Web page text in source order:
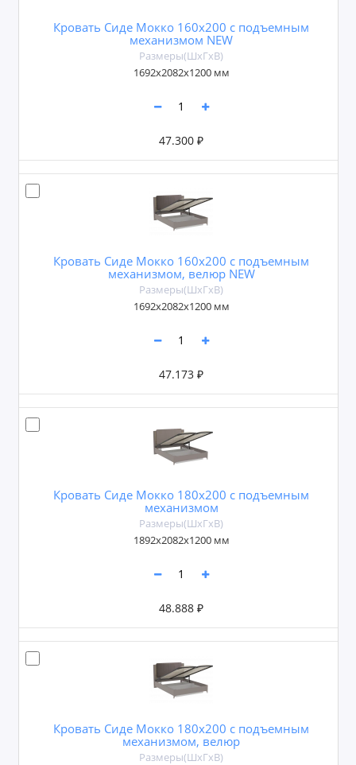
Кровать Сиде Мокко 160х200 с подъемным
механизмом NEW
Размеры(ШxГxВ)
1692х2082х1200 мм
47.300 ₽
Кровать Сиде Мокко 160х200 с подъемным
механизмом, велюр NEW
Размеры(ШxГxВ)
1692х2082х1200 мм
47.173 ₽
Кровать Сиде Мокко 180х200 с подъемным
механизмом
Размеры(ШxГxВ)
1892х2082х1200 мм
48.888 ₽
Кровать Сиде Мокко 180х200 с подъемным
механизмом, велюр
Размеры(ШxГxВ)